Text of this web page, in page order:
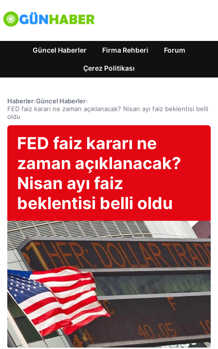
Güncel Haberler Firma Rehberi Forum
Çerez Politikası
Haberler›Güncel Haberler›
FED faiz kararı ne zaman açıklanacak? Nisan ayı faiz beklentisi belli
oldu
FED faiz kararı ne
zaman açıklanacak?
Nisan ayı faiz
beklentisi belli oldu